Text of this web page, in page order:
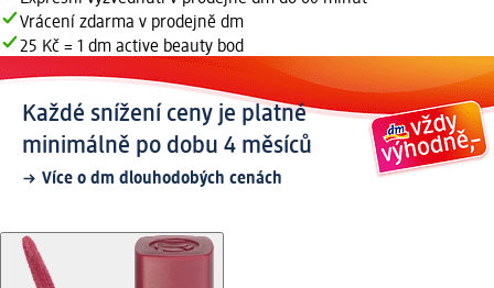
Vrácení zdarma v prodejně dm
25 Kč = 1 dm active beauty bod
Každé snížení ceny je platné
minimálně po dobu 4 měsíců
Více o dm dlouhodobých cenách